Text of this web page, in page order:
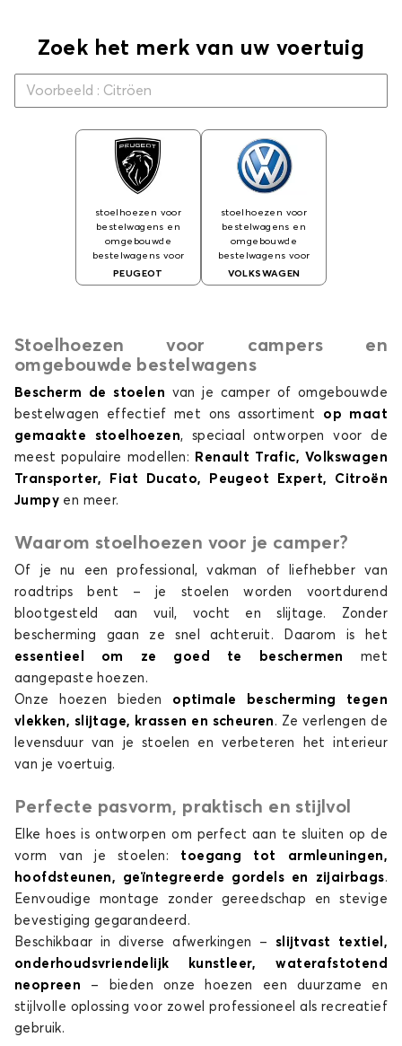
Zoek het merk van uw voertuig
stoelhoezen voor
bestelwagens en
omgebouwde
bestelwagens voor
PEUGEOT
stoelhoezen voor
bestelwagens en
omgebouwde
bestelwagens voor
VOLKSWAGEN
Stoelhoezen voor campers en
omgebouwde bestelwagens
Bescherm de stoelen van je camper of omgebouwde
bestelwagen effectief met ons assortiment op maat
gemaakte stoelhoezen, speciaal ontworpen voor de
meest populaire modellen:
Renault Trafic, Volkswagen
Transporter, Fiat Ducato, Peugeot Expert, Citroën
Jumpy en meer.
Waarom stoelhoezen voor je camper?
Of je nu een professional, vakman of liefhebber van
roadtrips bent – je stoelen worden voortdurend
blootgesteld aan vuil, vocht en slijtage. Zonder
bescherming gaan ze snel achteruit. Daarom is het
essentieel om ze goed te beschermen
met
aangepaste hoezen.
Onze hoezen bieden optimale bescherming tegen
vlekken, slijtage, krassen en scheuren . Ze verlengen de
levensduur van je stoelen en verbeteren het interieur
van je voertuig.
Perfecte pasvorm, praktisch en stijlvol
Elke hoes is ontworpen om perfect aan te sluiten op de
vorm van je stoelen: toegang tot armleuningen,
hoofdsteunen, geïntegreerde gordels en zijairbags.
Eenvoudige montage zonder gereedschap en stevige
bevestiging gegarandeerd.
Beschikbaar in diverse afwerkingen – slijtvast textiel,
onderhoudsvriendelijk kunstleer, waterafstotend
neopreen – bieden onze hoezen een duurzame en
stijlvolle oplossing voor zowel professioneel als recreatief
gebruik.